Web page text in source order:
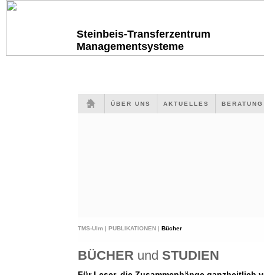
Steinbeis-Transferzentrum
Managementsysteme
ÜBER UNS AKTUELLES
TMS-Ulm | PUBLIKATIONEN | Bücher
BÜCHER und STUDIEN